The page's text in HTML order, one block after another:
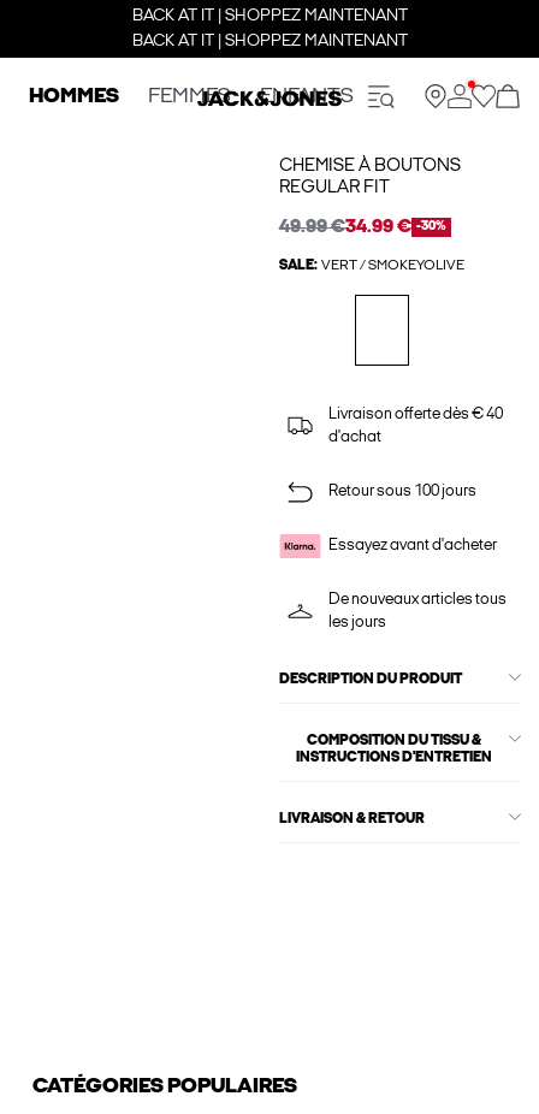
BACK AT IT | SHOPPEZ MAINTENANT
BACK AT IT | SHOPPEZ MAINTENANT
HOMMES FEMMES ENFANTS
CHEMISE À BOUTONS
REGULAR FIT
49.99 €34.99 € -30%
SALE: VERT / SMOKEYOLIVE
Livraison offerte dès € 40
d'achat
Retour sous 100 jours
Essayez avant d'acheter
De nouveaux articles tous
les jours
DESCRIPTION DU PRODUIT
COMPOSITION DU TISSU &
INSTRUCTIONS D'ENTRETIEN
LIVRAISON & RETOUR
CATÉGORIES POPULAIRES